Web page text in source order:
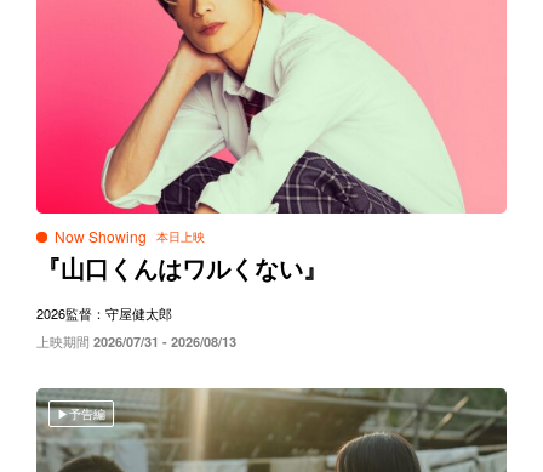
Now Showing
『山口くんはワルくない』
2026監督：守屋健太郎
上映期間 2026/07/31 - 2026/08/13
予告編